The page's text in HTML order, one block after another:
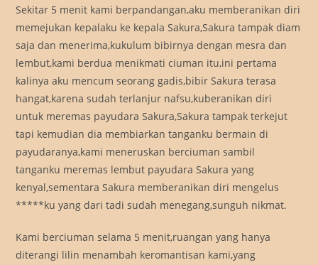
Sekitar 5 menit kami berpandangan,aku memberanikan diri
memejukan kepalaku ke kepala Sakura,Sakura tampak diam
saja dan menerima,kukulum bibirnya dengan mesra dan
lembut,kami berdua menikmati ciuman itu,ini pertama
kalinya aku mencum seorang gadis,bibir Sakura terasa
hangat,karena sudah terlanjur nafsu,kuberanikan diri
untuk meremas payudara Sakura,Sakura tampak terkejut
tapi kemudian dia membiarkan tanganku bermain di
payudaranya,kami meneruskan berciuman sambil
tanganku meremas lembut payudara Sakura yang
kenyal,sementara Sakura memberanikan diri mengelus
*****ku yang dari tadi sudah menegang,sunguh nikmat.
Kami berciuman selama 5 menit,ruangan yang hanya
diterangi lilin menambah keromantisan kami,yang